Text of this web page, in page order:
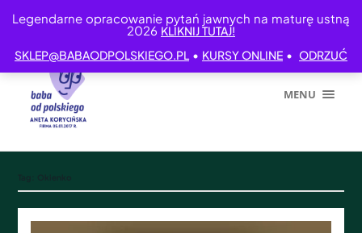
Legendarne opracowanie pytań jawnych na maturę ustną
2026 KLIKNIJ TUTAJ!
SKLEP@BABAODPOLSKIEGO.PL • KURSY ONLINE • ODRZUĆ
MENU